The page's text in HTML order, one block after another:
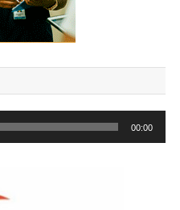
00:00